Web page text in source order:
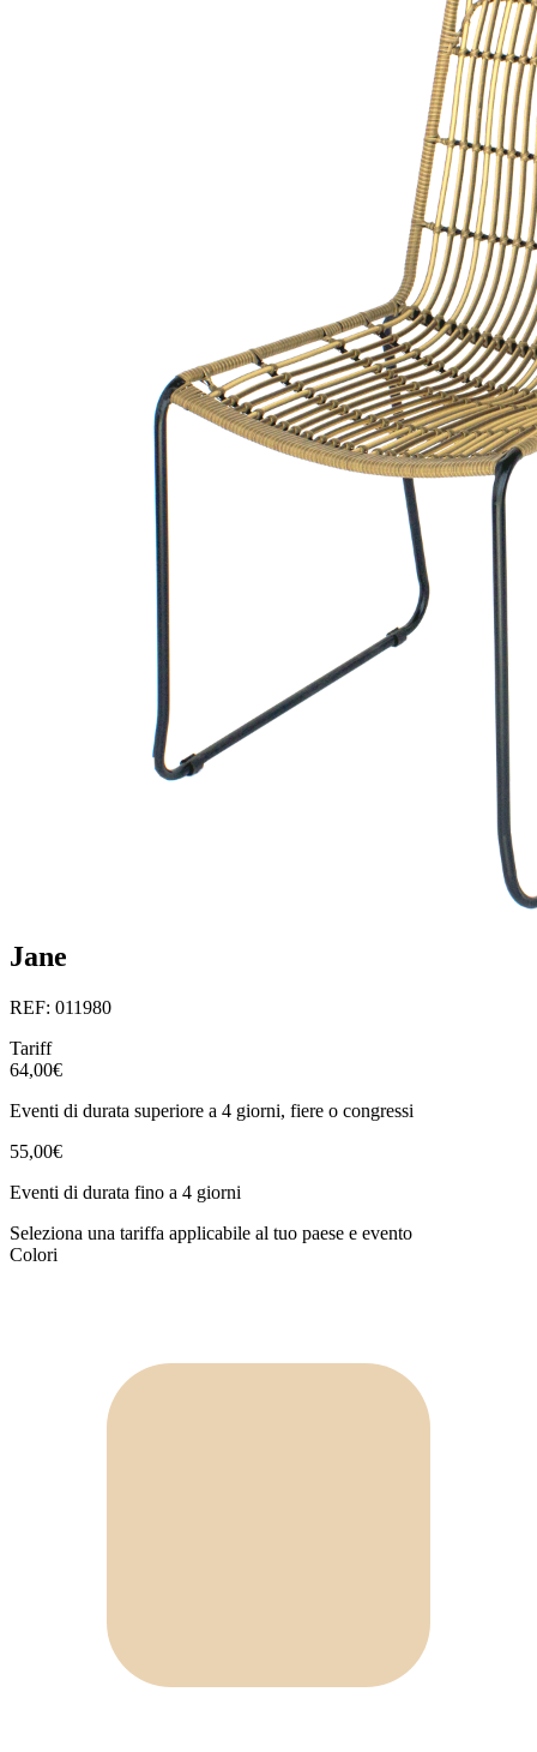
Jane
REF: 011980
Tariff
64,00€
Eventi di durata superiore a 4 giorni, fiere o congressi
55,00€
Eventi di durata fino a 4 giorni
Seleziona una tariffa applicabile al tuo paese e evento
Colori